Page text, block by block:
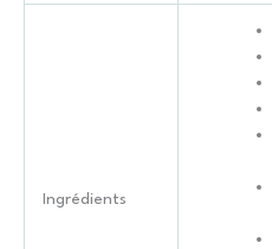
Ingrédients